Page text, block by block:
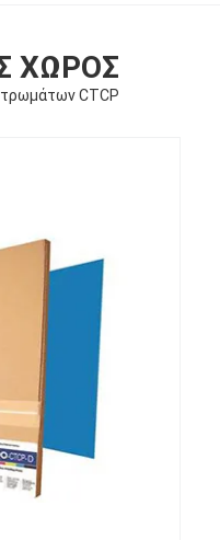
ΧΏΡΟΣ
CTCP